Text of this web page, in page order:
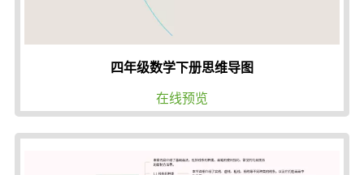
四年级数学下册思维导图
在线预览